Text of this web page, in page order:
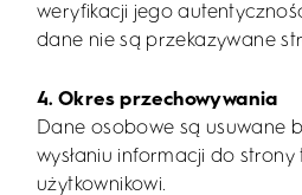
weryfikacji jego
dane nie są przekazywane
4. Okres przechowywania
Dane osobowe są usuwane
wysłaniu informacji do strony
użytkownikowi.